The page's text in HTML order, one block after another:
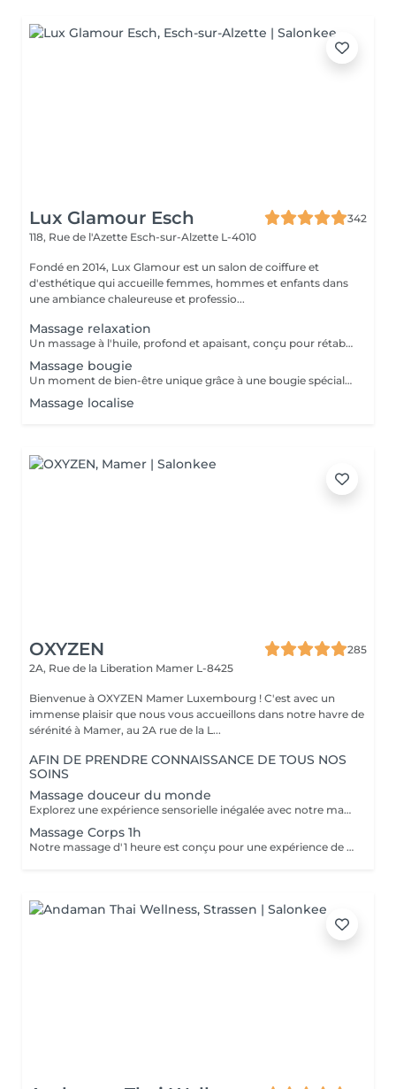
Lux Glamour Esch
342
118, Rue de l'Azette Esch-sur-Alzette L-4010
Fondé en 2014, Lux Glamour est un salon de coiffure et
d'esthétique qui accueille femmes, hommes et enfants dans
une ambiance chaleureuse et professio...
Massage relaxation
Un massage à l'huile, profond et apaisant, conçu pour rétablir l'équilibre entre le corps et l'esprit. Il aide à réduire l'anxiété, soulager les tensions et les douleurs musculaires, tout en procurant une profonde sensation de bien-être. Un véritable moment de lâcher-prise pour retrouver calme, sérénité et énergie intérieure.
Massage bougie
Un moment de bien-être unique grâce à une bougie spécialement conçue pour la massage, dont la cire fond en une huile tiède et soyeuse. Ce massage procure une chaleur douce et enveloppante qui apaise les tensions, calme l'anxiété et aide à lutter contre la fatigue. Parfait pour les personnes stressées ou en quête de relaxation profonde.
Massage localise
OXYZEN
285
2A, Rue de la Liberation Mamer L-8425
Bienvenue à OXYZEN Mamer Luxembourg ! C'est avec un
immense plaisir que nous vous accueillons dans notre havre de
sérénité à Mamer, au 2A rue de la L...
AFIN DE PRENDRE CONNAISSANCE DE TOUS NOS
SOINS
Massage douceur du monde
Explorez une expérience sensorielle inégalée avec notre massage Douceur du Monde. Ce massage de luxe combine harmonieusement 106 manuvres expertes pour vous offrir un voyage de détente ultime. Les manuvres comprennent des effleurages anti-stress, des techniques ayurvédiques ancestrales de l'Inde, des mouvements de relaxation coréenne qui apportent des vibrations douces, des étirements inspirés du massage thaïlandais, des points de digitopression pour stimuler les méridiens chinois, ainsi qu'une réflexologie bienfaisante. De plus, pour votre visage, 26 manuvres d'une sophistication exquise sont réalisées.( pour le massage 2h corps & visage ) Chacun de ces gestes a été soigneusement sélectionné et exécuté pour vous permettre de vivre un moment de détente profonde, vous évader du rythme effréné de la vie quotidienne et vous immerger complètement dans la tranquillité. N'hésitez pas à découvrir nos cartes FORFAITS qui vous permettent de prolonger ces instants de bien-être à des tarifs préférentiels. Pour plus d'informations, visitez notre page Forfaits. Ce massage est aussi une idée cadeau idéale pour surprendre et faire plaisir. Pour en savoir plus, cliquez ici : https://www.oxyzen.lu Veuillez noter que ce massage est déconseillé aux femmes enceintes. Avertissement : Nos soins sont dédiés au bien-être et à la relaxation. Ils ne remplacent pas un suivi médical et ne relèvent pas de la kinésithérapie.
Massage Corps 1h
Notre massage d'1 heure est conçu pour une expérience de bien-être complète. Au cours de cette séance, différentes parties du corps sont régulièrement reliées par de grands mouvements qui vont des épaules aux pieds. Cette approche holistique mène à l'unification du corps et de l'esprit, vous permettant de vous détendre profondément et de retrouver votre équilibre intérieur. Laissez-vous emporter par cette expérience de massage d'1 heure, où chaque mouvement est soigneusement orchestré pour favoriser la relaxation, la détente musculaire et la revitalisation. Un véritable voyage sensoriel vous attend, vous aidant à oublier le stress quotidien et à vous ressourcer pleinement. Réservez dès maintenant votre séance d'1 heure et offrez-vous un moment de pur bien-être. Note : Ce massage d'1 heure peut être personnalisé en fonction de vos besoins et préférences, que ce soit pour cibler des zones spécifiques ou pour vous offrir une relaxation complète. Pour plus d'informations et pour réserver votre séance, contactez-nous ou réservez dès maintenant. Idéal également comme idée cadeau originale, pour surprendre et faire plaisir. Pour en savoir plus et découvrir l'ensemble de nos prestations, cliquez ici : https://www.oxyzen.lu Déconseillé aux femmes enceintes. Nous sommes impatients de vous accueillir pour une expérience de massage exceptionnelle chez OXYZEN. Avertissement : Nos soins sont dédiés au bien-être et à la relaxation. Ils ne remplacent pas un suivi médical et ne relèvent pas de la kinésithérapie.